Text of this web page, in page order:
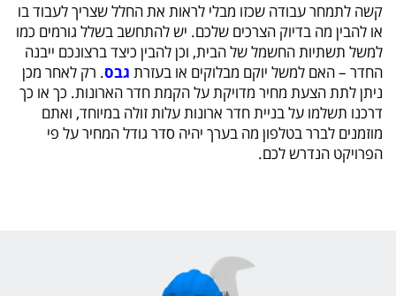
קשה לתמחר עבודה שכזו מבלי לראות את החלל שצריך לעבוד בו
או להבין מה בדיוק הצרכים שלכם. יש להתחשב בשלל גורמים כמו
למשל תשתיות החשמל של הבית, וכן להבין כיצד ברצונכם ייבנה
החדר – האם למשל יוקם מבלוקים או בעזרת גבס. רק לאחר מכן
ניתן לתת הצעת מחיר מדויקת על הקמת חדר הארונות. כך או כך
דרכנו תשלמו על בניית חדר ארונות עלות זולה במיוחד, ואתם
מוזמנים לברר בטלפון מה בערך יהיה סדר גודל המחיר על פי
הפרויקט הנדרש לכם.